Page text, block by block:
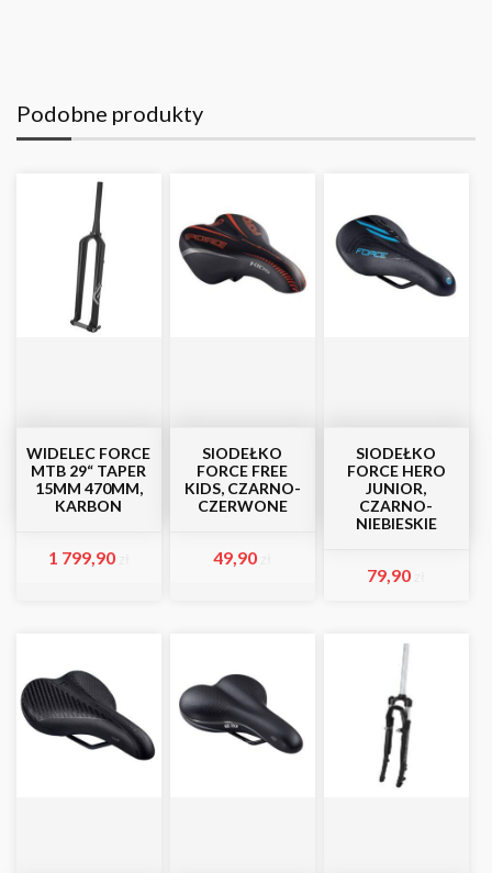
Podobne produkty
WIDELEC FORCE
MTB 29“ TAPER
15MM 470MM,
KARBON
1 799,90
SIODEŁKO
FORCE FREE
KIDS, CZARNO-
CZERWONE
49,90
SIODEŁKO
FORCE HERO
JUNIOR,
CZARNO-
NIEBIESKIE
79,90